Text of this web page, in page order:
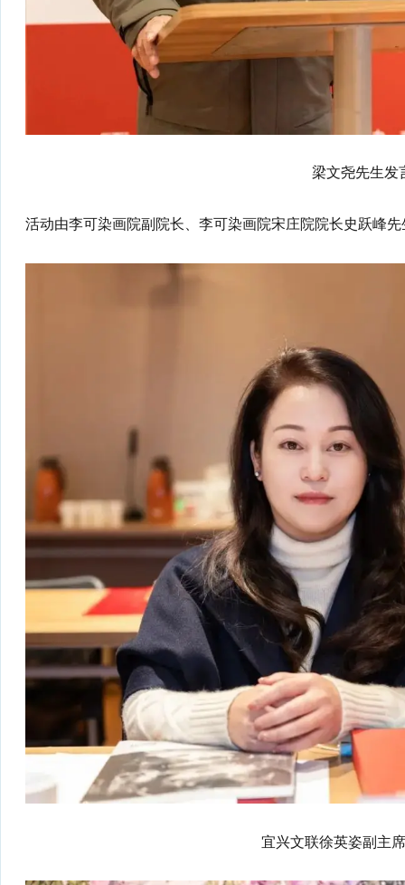
梁文尧先生发
活动由李可染画院副院长、李可染画院宋庄院院长史跃峰先
宜兴文联徐英姿副主